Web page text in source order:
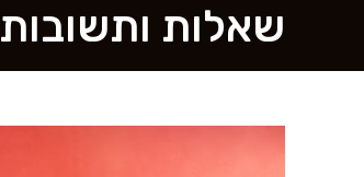
שאלות ותשובות